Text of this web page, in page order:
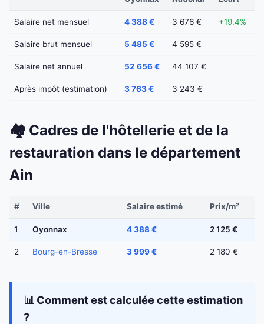
Salaire net mensuel 4 388 € 3 676 € +19.4%
Salaire brut mensuel 5 485 € 4 595 €
Salaire net annuel 52 656 € 44 107 €
Après impôt (estimation) 3 763 € 3 243 €
🏘️ Cadres de l'hôtellerie et de la
restauration dans le département
Ain
# Ville Salaire estimé Prix/m²
1 Oyonnax 4 388 € 2 125 €
2 Bourg-en-Bresse 3 999 € 2 180 €
📊 Comment est calculée cette estimation
?